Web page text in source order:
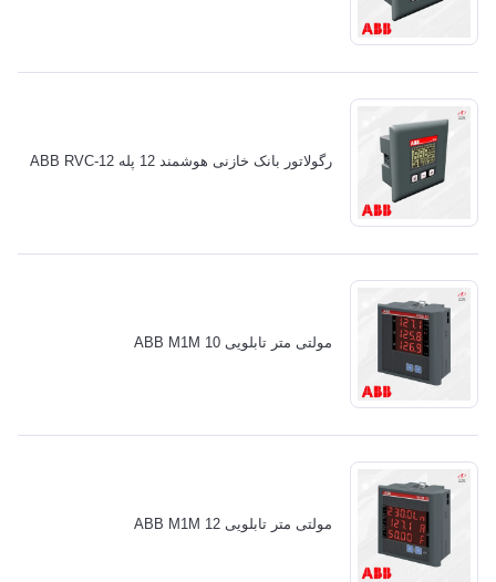
رگولاتور بانک خازنی هوشمند 12 پله ABB RVC-12
مولتی متر تابلویی ABB M1M 10
مولتی متر تابلویی ABB M1M 12